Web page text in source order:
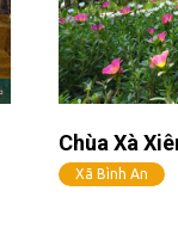
Chùa Xà
Xã Bình An